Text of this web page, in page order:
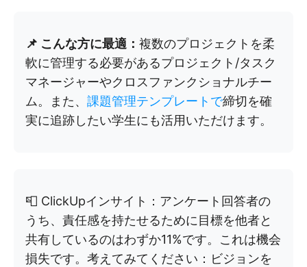
📌 こんな方に最適： 複数のプロジェクトを柔
軟に管理する必要があるプロジェクト/タスク
マネージャーやクロスファンクショナルチー
ム。また、 課題管理テンプレートで締切を確
実に追跡したい学生にも活用いただけます。
📮 ClickUpインサイト：アンケート回答者の
うち、責任感を持たせるために目標を他者と
共有しているのはわずか11%です。これは機会
損失です。考えてみてください：ビジョンを